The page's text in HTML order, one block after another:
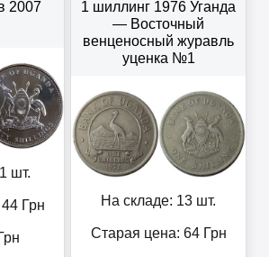
2007
шт.
Грн
1 шиллинг 1976 Уганда
— Восточный
венценосный журавль
уценка №1
На складе: 13 шт.
Старая цена: 64Грн